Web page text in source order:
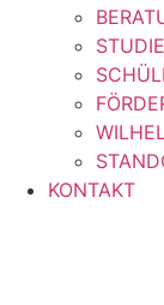
KONTAKT